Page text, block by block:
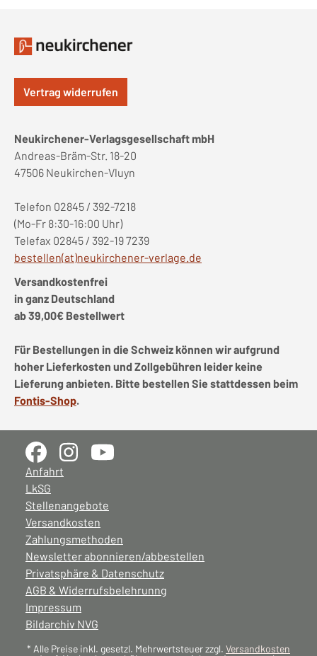
Vertrag widerrufen
Neukirchener-Verlagsgesellschaft mbH
Andreas-Bräm-Str. 18-20
47506 Neukirchen-Vluyn
Telefon 02845 / 392-7218
(Mo-Fr 8:30-16:00 Uhr)
Telefax 02845 / 392-19 7239
bestellen(at)neukirchener-verlage.de
Versandkostenfrei
in ganz Deutschland
ab 39,00€ Bestellwert
Für Bestellungen in die Schweiz können wir aufgrund
hoher Lieferkosten und Zollgebühren leider keine
Lieferung anbieten. Bitte bestellen Sie stattdessen beim
Fontis-Shop.
Anfahrt
LkSG
Stellenangebote
Versandkosten
Zahlungsmethoden
Newsletter abonnieren/abbestellen
Privatsphäre & Datenschutz
AGB & Widerrufsbelehrunng
Impressum
Bildarchiv NVG
* Alle Preise inkl. gesetzl. Mehrwertsteuer zzgl. Versandkosten